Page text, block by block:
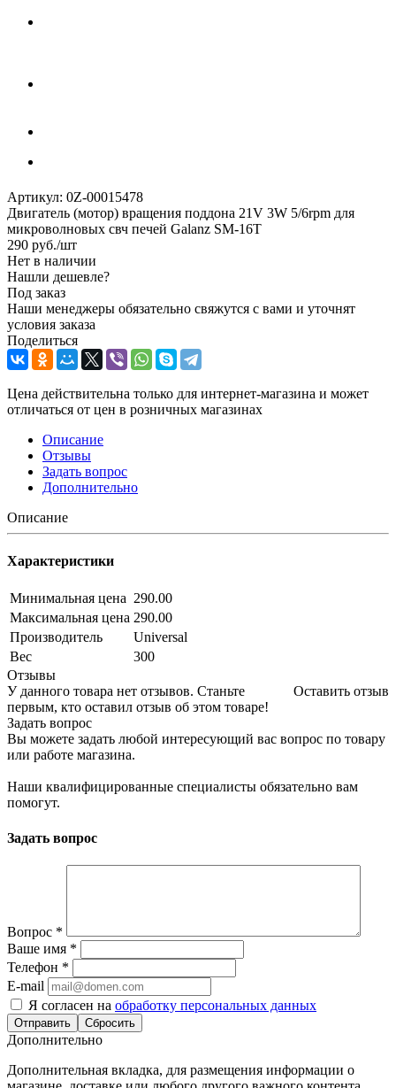
Артикул: 0Z-00015478
Двигатель (мотор) вращения поддона 21V 3W 5/6rpm для
микроволновых свч печей Galanz SM-16T
290 руб./шт
Нет в наличии
Нашли дешевле?
Под заказ
Наши менеджеры обязательно свяжутся с вами и уточнят
условия заказа
Поделиться
Цена действительна только для интернет-магазина и может
отличаться от цен в розничных магазинах
Описание
Отзывы
Задать вопрос
Дополнительно
Описание
Характеристики
Минимальная цена 290.00
Максимальная цена 290.00
Производитель
Universal
Вес
300
Отзывы
Оставить отзыв
У данного товара нет отзывов. Станьте
первым, кто оставил отзыв об этом товаре!
Задать вопрос
Вы можете задать любой интересующий вас вопрос по товару
или работе магазина.
Наши квалифицированные специалисты обязательно вам
помогут.
Задать вопрос
Вопрос *
Ваше имя *
Телефон *
E-mail
Я согласен на обработку персональных данных
Сбросить
Дополнительно
Дополнительная вкладка, для размещения информации о